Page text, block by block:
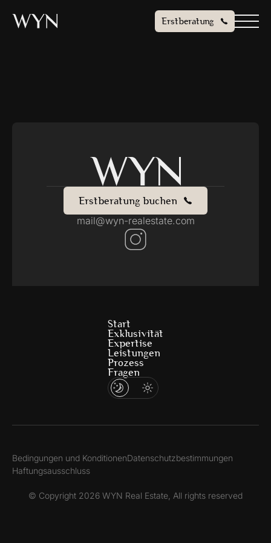
Erstberatung
Erstberatung buchen
mail@wyn-realestate.com
Start
Exklusivität
Expertise
Leistungen
Prozess
Fragen
Bedingungen und KonditionenDatenschutzbestimmungen
Haftungsausschluss
© Copyright 2026 WYN Real Estate, All rights reserved